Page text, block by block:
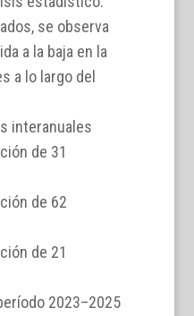
se observa
a la baja en la
a lo largo del
interanuales
de 31
de 62
de 21
2023–2025